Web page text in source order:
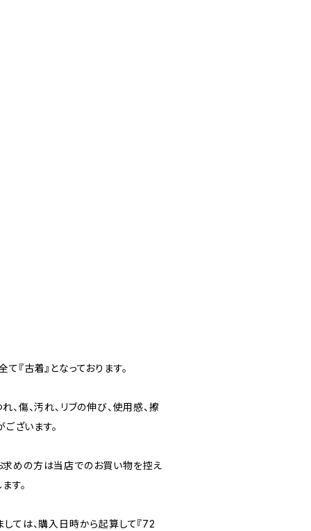
『古着』となっております。
、傷、汚れ、リブの伸び、使用感、擦
ざいます。
めの方は当店でのお買い物を控え
す。
ては、購入日時から起算して『72